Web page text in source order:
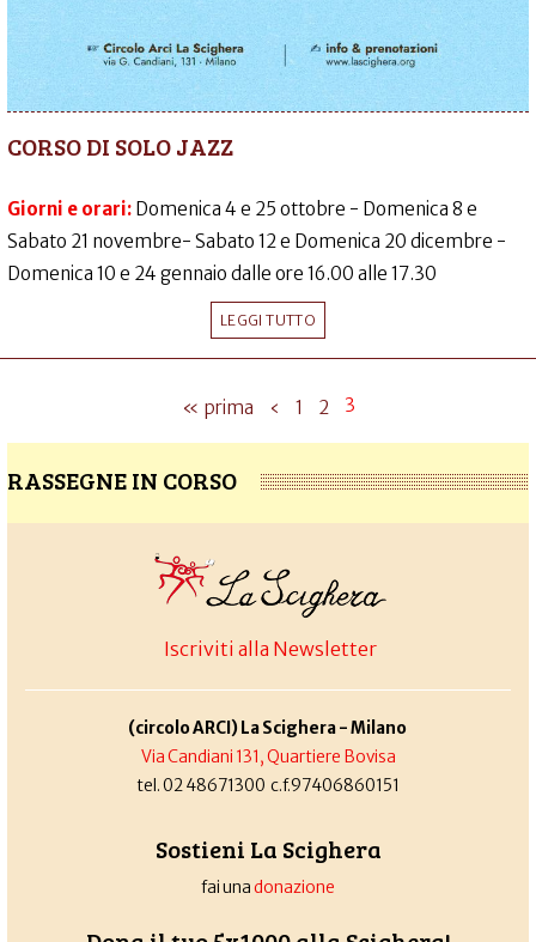
CORSO DI SOLO JAZZ
Giorni e orari: Domenica 4 e 25 ottobre - Domenica 8 e
Sabato 21 novembre- Sabato 12 e Domenica 20 dicembre -
Domenica 10 e 24 gennaio dalle ore 16.00 alle 17.30
LEGGI TUTTO
« prima ‹ 1 2 3
RASSEGNE IN CORSO
Iscriviti alla Newsletter
(circolo ARCI) La Scighera - Milano
Via Candiani 131, Quartiere Bovisa
tel. 02 48671300 c.f.97406860151
Sostieni La Scighera
fai unadonazione